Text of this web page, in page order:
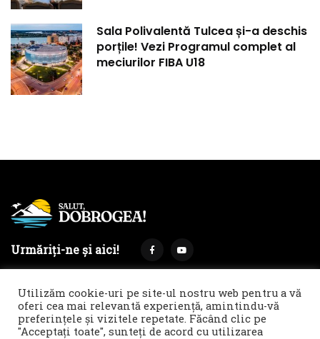
Sala Polivalentă Tulcea și-a deschis
porțile! Vezi Programul complet al
meciurilor FIBA U18
Urmăriți-ne și aici!
Termeni și condiții Politica de cookies & GDPR
Utilizăm cookie-uri pe site-ul nostru web pentru a vă
oferi cea mai relevantă experiență, amintindu-vă
preferințele și vizitele repetate. Făcând clic pe
"Acceptați toate", sunteți de acord cu utilizarea